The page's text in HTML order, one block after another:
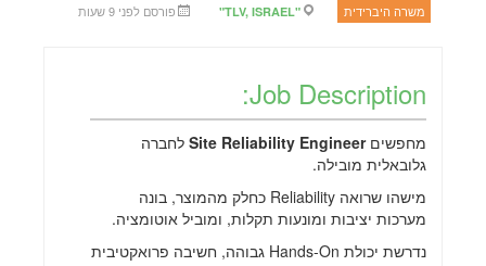
משרה היברידית "TLV, ISRAEL" פורסם לפני9 שעות
Job Description:
מחפשיםSite Reliability Engineer לחברה
גלובאלית מובילה.
מישהו שרואה Reliability כחלק מהמוצר, בונה
מערכות יציבות ומונעות תקלות, ומוביל אוטומציה.
נדרשת יכולת Hands-On גבוהה, חשיבה פרואקטיבית